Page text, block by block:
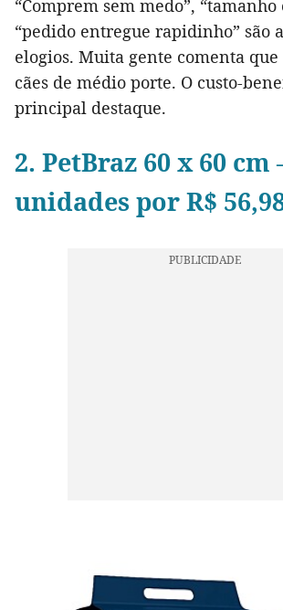
“Comprem sem medo”, “tamanho
“pedido entregue rapidinho” são
elogios. Muita gente comenta
cães de médio porte. O custo-
principal destaque.
2. PetBraz 60 x 60 cm
unidades por R$